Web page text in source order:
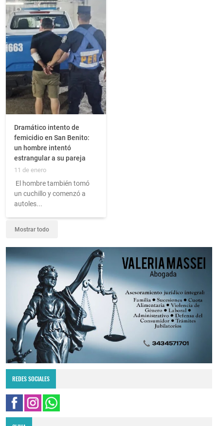
Dramático intento de
femicidio en San Benito:
un hombre intentó
estrangular a su pareja
11 de enero
El hombre también tomó
un cuchillo y comenzó a
autoles...
Mostrar todo
REDES SOCIALES